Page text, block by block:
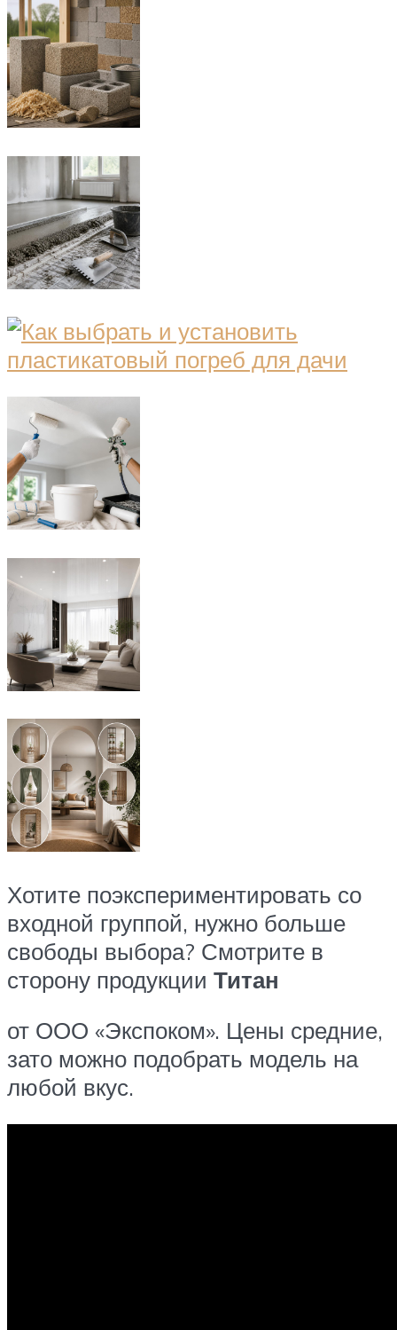
Хотите поэкспериментировать со
входной группой, нужно больше
свободы выбора? Смотрите в
сторону продукции Титан
от ООО «Экспоком». Цены средние,
зато можно подобрать модель на
любой вкус.